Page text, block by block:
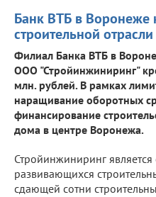
Банк ВТБ в Воронеже
строительной отрасли
Филиал Банка ВТБ в
ООО "Стройинжиниринг"
млн. рублей. В рамках
наращивание оборотных
финансирование
дома в центре Воронежа.
Стройинжиниринг
развивающихся
сдающей сотни